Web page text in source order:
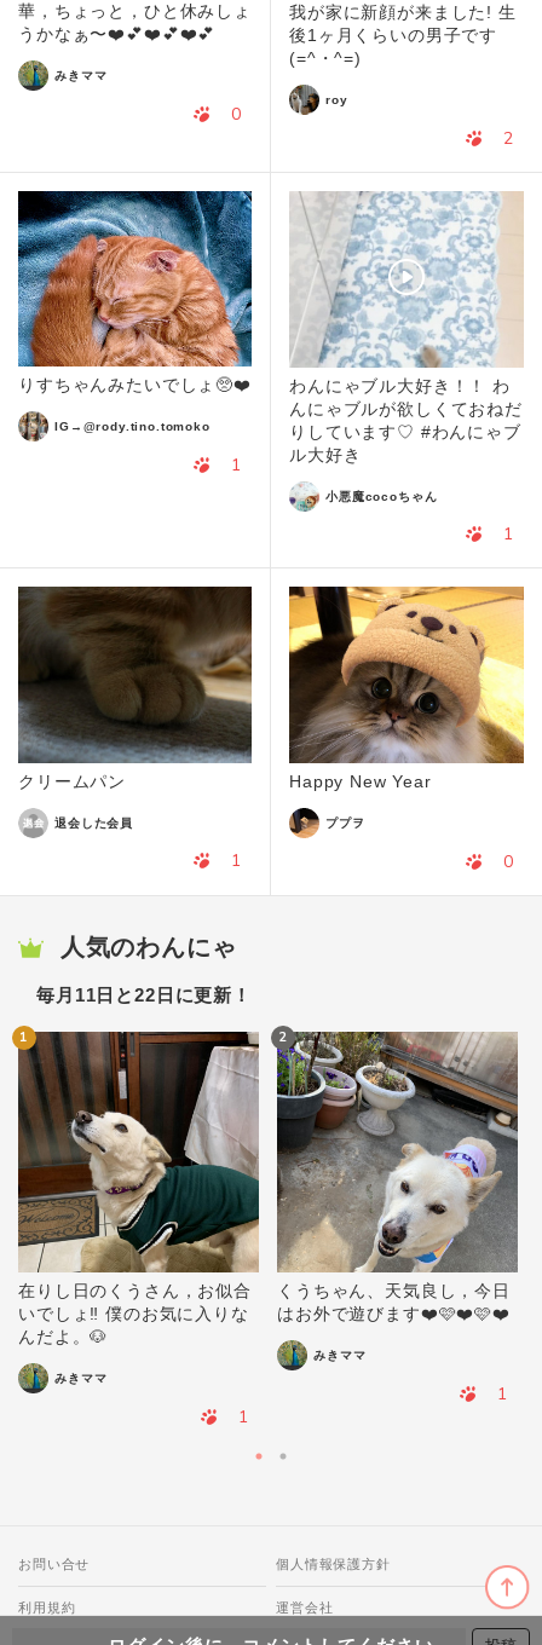
華，ちょっと，ひと休みしょ
うかなぁ〜❤️💕❤️💕❤️💕
みきママ
0
我が家に新顔が来ました! 生
後1ヶ月くらいの男子です
(=^・^=)
roy
2
りすちゃんみたいでしょ🥺❤️
IG→@rody.tino.tomoko
1
わんにゃブル大好き！！ わ
んにゃブルが欲しくておねだ
りしています♡ #わんにゃブ
ル大好き
小悪魔cocoちゃん
1
クリームパン
退会した会員
1
Happy New Year
ププヲ
0
人気のわんにゃ
毎月11日と22日に更新！
1
在りし日のくうさん，お似合
いでしょ‼️ 僕のお気に入りな
んだよ。🐶
みきママ
1
2
くうちゃん、天気良し，今日
はお外で遊びます❤️🩷❤️🩷❤️
みきママ
1
お問い合せ 個人情報保護方針
利用規約 運営会社